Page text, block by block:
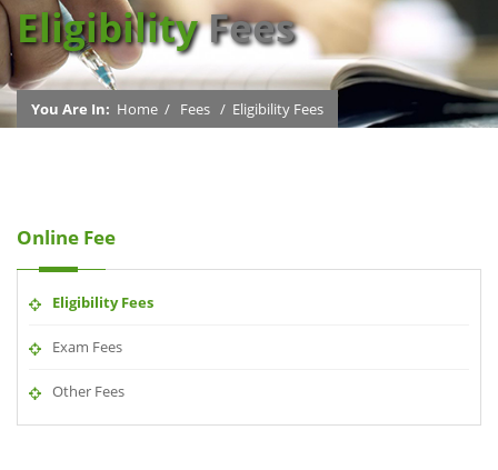
EligibilityFees
You Are In: Home / Fees / Eligibility Fees
Online Fee
Eligibility Fees
Exam Fees
Other Fees